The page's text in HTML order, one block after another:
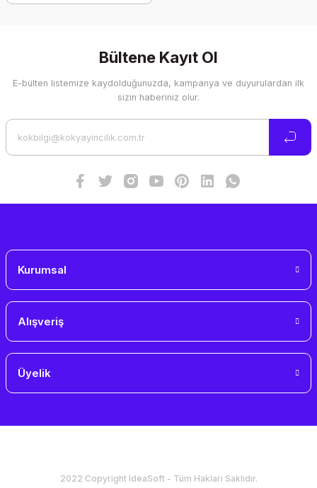
Bültene Kayıt Ol
E-bülten listemize kaydolduğunuzda, kampanya ve duyurulardan ilk
sizin haberiniz olur.
Kurumsal
Alışveriş
Üyelik
2022 Copyright IdeaSoft - Tüm Hakları Saklıdır.